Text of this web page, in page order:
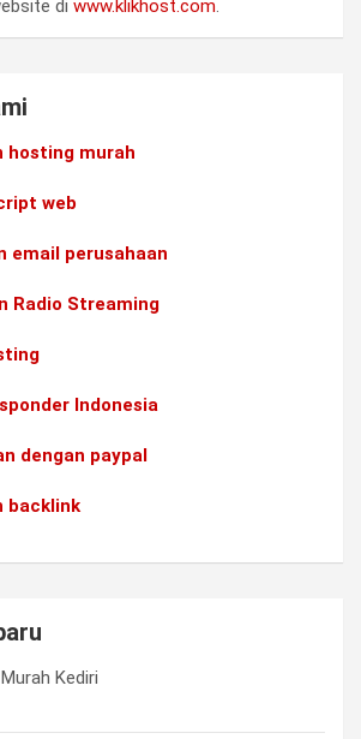
di www.klikhost.com.
hosting murah
web
email perusahaan
Radio Streaming
Indonesia
dengan paypal
backlink
Kediri